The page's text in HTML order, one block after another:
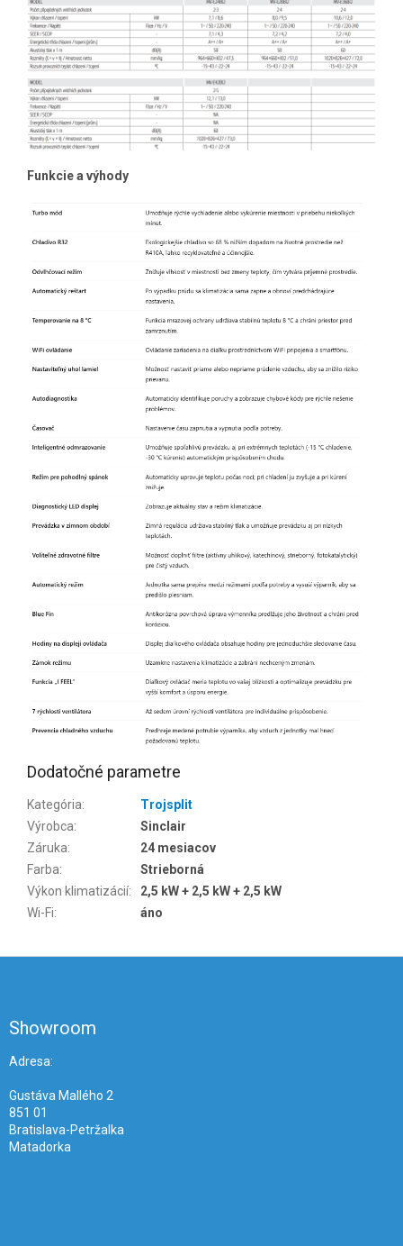
Funkcie a výhody
Dodatočné parametre
Kategória:
Trojsplit
Výrobca:
Sinclair
Záruka:
24 mesiacov
Farba:
Strieborná
Výkon klimatizácií:
2,5 kW + 2,5 kW + 2,5 kW
Wi-Fi: áno
Showroom
Adresa:
Gustáva Mallého 2
851 01
Bratislava-Petržalka
Matadorka